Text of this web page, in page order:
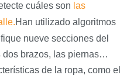
cuáles son las
Han utilizado algoritmos
nueve secciones del
dos brazos, las piernas…
de la ropa, como el